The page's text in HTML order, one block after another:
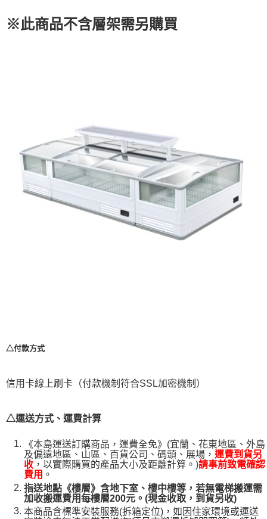
權轉讓予恩沛科技股份有限公司。
２．關於個人資料處理事宜，請瀏覽以下網址：
恩沛科技股份有限公司將有權停止該用戶之使用額度並採取法律行動。
※此商品不含層架需另購買
△付款方式
信用卡線上刷卡（付款機制符合SSL加密機制）
△運送方式、運費計算
《本島運送訂購商品，運費全免》(宜蘭、花東地區、外島
及偏遠地區、山區、百貨公司、碼頭、展場， 運費到貨另
收 ，以實際購買的產品大小及距離計算。)請事前致電確認
費用 。
指送地點《樓層》含地下室、樓中樓等，若無電梯搬運需
加收搬運費用每樓層200元。(現金收取，到貨另收)
本商品含標準安裝服務(拆箱定位)，如因住家環境或運送